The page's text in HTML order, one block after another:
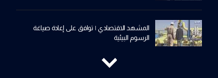
المشهد الاقتصادي | توافق على إعادة صياغة
الرسوم البيئية